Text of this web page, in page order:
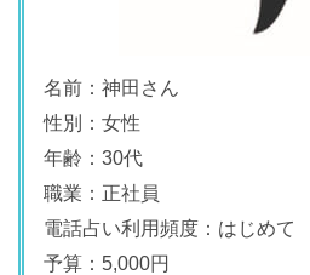
名前：神田さん
性別：女性
年齢：30代
職業：正社員
電話占い利用頻度：はじめて
予算：5,000円